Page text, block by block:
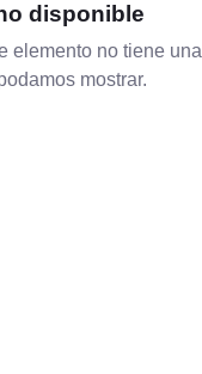
disponible
elemento no tiene una
mostrar.